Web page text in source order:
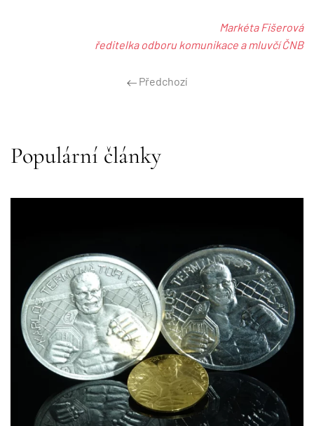
Markéta Fišerová
ředitelka odboru komunikace a mluvčí ČNB
Předchozí
Populární články